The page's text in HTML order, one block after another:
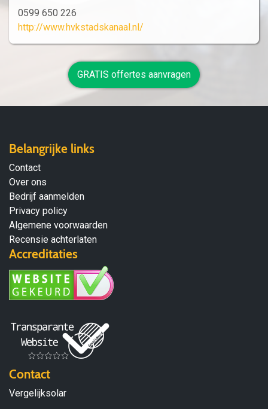
0599 650 226
http://www.hvkstadskanaal.nl/
GRATIS offertes aanvragen
Belangrijke links
Contact
Over ons
Bedrijf aanmelden
Privacy policy
Algemene voorwaarden
Recensie achterlaten
Accreditaties
Contact
Vergelijksolar